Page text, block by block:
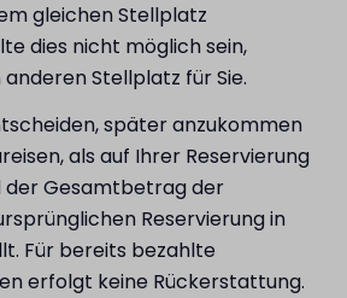
gleichen Stellplatz
dies nicht möglich sein,
Stellplatz für Sie.
später anzukommen
als auf Ihrer Reservierung
der Gesamtbetrag der
Reservierung in
Für bereits bezahlte
erfolgt keine Rückerstattung.